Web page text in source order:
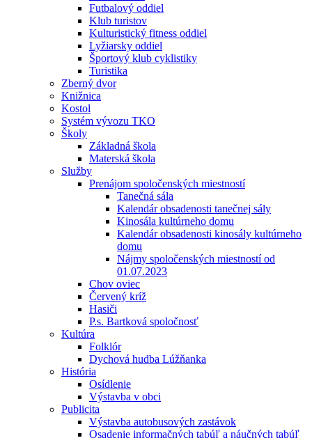
Futbalový oddiel
Klub turistov
Kulturistický fitness oddiel
Lyžiarsky oddiel
Športový klub cyklistiky
Turistika
Zberný dvor
Knižnica
Kostol
Systém vývozu TKO
Školy
Základná škola
Materská škola
Služby
Prenájom spoločenských miestností
Tanečná sála
Kalendár obsadenosti tanečnej sály
Kinosála kultúrneho domu
Kalendár obsadenosti kinosály kultúrneho
domu
Nájmy spoločenských miestností od
01.07.2023
Chov oviec
Červený kríž
Hasiči
P.s. Bartková spoločnosť
Kultúra
Folklór
Dychová hudba Lúžňanka
História
Osídlenie
Výstavba v obci
Publicita
Výstavba autobusových zastávok
Osadenie informačných tabúľ a náučných tabúľ